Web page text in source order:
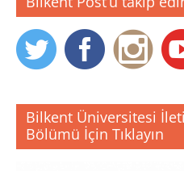
Bilkent Üniversitesi
Bölümü İçin Tıklayın